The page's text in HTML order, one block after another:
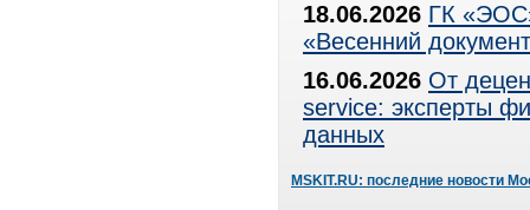
18.06.2026 ГК
«Весенний
16.06.2026 От
service: эксперты
данных
MSKIT.RU: последние новости